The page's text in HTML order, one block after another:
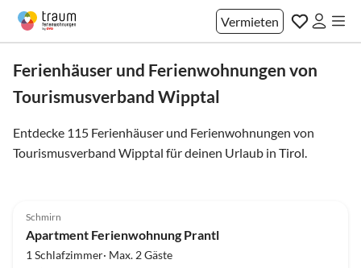
Vermieten
Ferienhäuser und Ferienwohnungen von
Tourismusverband Wipptal
Entdecke 115 Ferienhäuser und Ferienwohnungen von
Tourismusverband Wipptal für deinen Urlaub in Tirol.
Schmirn
Apartment Ferienwohnung Prantl
1 Schlafzimmer· Max. 2 Gäste